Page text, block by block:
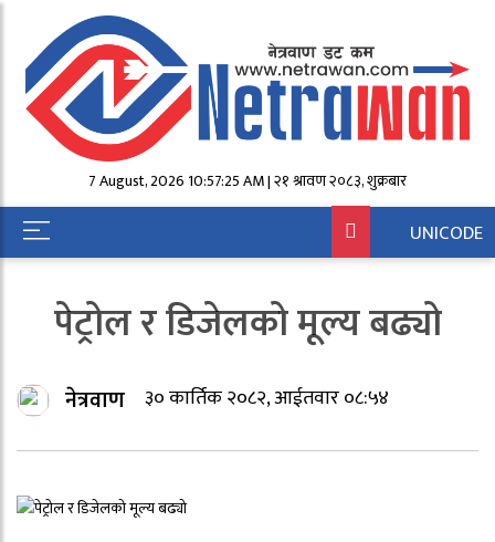
7 August, 2026 10:57:25 AM | २१ श्रावण २०८३, शुक्रबार
UNICODE
पेट्रोल र डिजेलको मूल्य बढ्यो
नेत्रवाण ३० कार्तिक २०८२, आईतवार ०८:५४